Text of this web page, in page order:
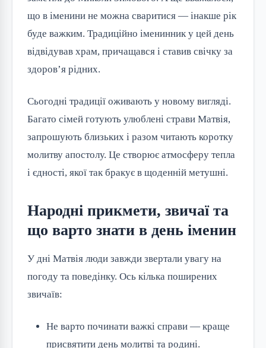
що в іменини не можна сваритися — інакше рік
буде важким. Традиційно іменинник у цей день
відвідував храм, причащався і ставив свічку за
здоров’я рідних.
Сьогодні традиції оживають у новому вигляді.
Багато сімей готують улюблені страви Матвія,
запрошують близьких і разом читають коротку
молитву апостолу. Це створює атмосферу тепла
і єдності, якої так бракує в щоденній метушні.
Народні прикмети, звичаї та
що варто знати в день іменин
У дні Матвія люди завжди звертали увагу на
погоду та поведінку. Ось кілька поширених
звичаїв:
Не варто починати важкі справи — краще
присвятити день молитві та родині.